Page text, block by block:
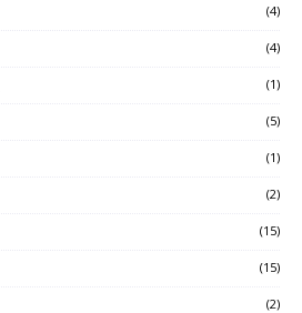
(4)
(4)
(1)
(5)
(1)
(2)
(15)
(15)
(2)